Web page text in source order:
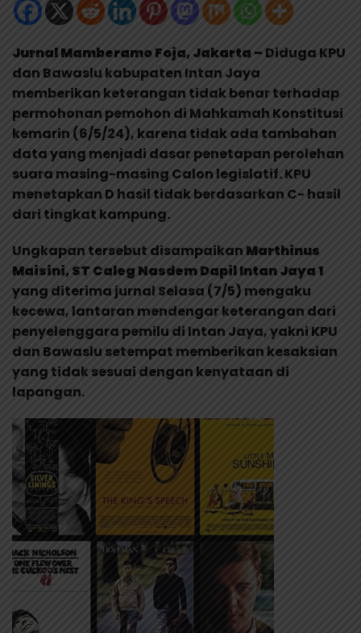
Jurnal Mamberamo Foja, Jakarta – Diduga KPU
dan Bawaslu kabupaten Intan Jaya
memberikan keterangan tidak benar terhadap
permohonan pemohon di Mahkamah Konstitusi
kemarin (6/5/24), karena tidak ada tambahan
data yang menjadi dasar penetapan perolehan
suara masing-masing Calon legislatif. KPU
menetapkan D hasil tidak berdasarkan C- hasil
dari tingkat kampung.
Ungkapan tersebut disampaikan Marthinus
Maisini, ST Caleg Nasdem Dapil Intan Jaya 1
yang diterima jurnal Selasa (7/5) mengaku
kecewa, lantaran mendengar keterangan dari
penyelenggara pemilu di Intan Jaya, yakni KPU
dan Bawaslu setempat memberikan kesaksian
yang tidak sesuai dengan kenyataan di
lapangan.